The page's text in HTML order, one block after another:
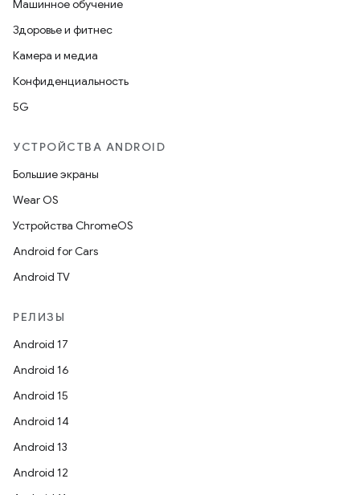
Машинное обучение
Здоровье и фитнес
Камера и медиа
Конфиденциальность
5G
УСТРОЙСТВА ANDROID
Большие экраны
Wear OS
Устройства ChromeOS
Android for Cars
Android TV
РЕЛИЗЫ
Android 17
Android 16
Android 15
Android 14
Android 13
Android 12